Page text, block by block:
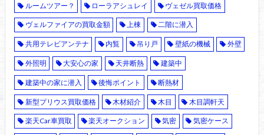
ルームツアー？ ローラアシュレイ ヴェゼル買取価格
ヴェルファイアの買取金額 上棟 二階に潜入
共用テレビアンテナ 内覧 吊り戸 壁紙の機械 外壁
外照明 大安心の家 天井断熱 建築中
建築中の家に潜入 後悔ポイント 断熱材
新型プリウス買取価格 木材紹介 木目 木目調軒天
楽天Car車買取 楽天オークション 気密 気密ケース